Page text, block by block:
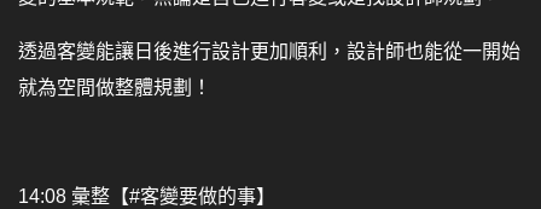
透過客變能讓日後進行設計更加順利，設計師也能從一開始
就為空間做整體規劃！
14:08 彙整【#客變要做的事】